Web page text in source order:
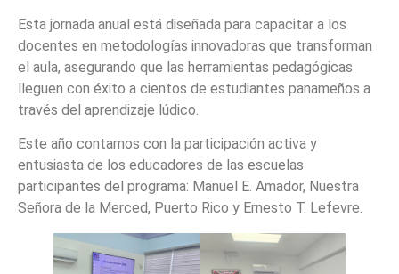
Esta jornada anual está diseñada para capacitar a los
docentes en metodologías innovadoras que transforman
el aula, asegurando que las herramientas pedagógicas
lleguen con éxito a cientos de estudiantes panameños a
través del aprendizaje lúdico.
Este año contamos con la participación activa y
entusiasta de los educadores de las escuelas
participantes del programa: Manuel E. Amador, Nuestra
Señora de la Merced, Puerto Rico y Ernesto T. Lefevre.